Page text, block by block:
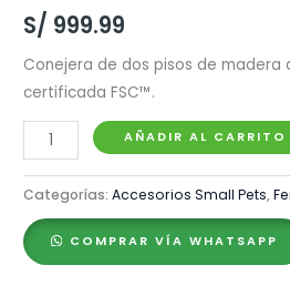
S/ 999.99
Conejera de dos pisos de madera
certificada FSC™.
Ferplast
Ranch
120
Basic
cantidad
AÑADIR AL CARRITO
Categorías:Accesorios Small Pets,
COMPRAR VÍA WHATSAPP